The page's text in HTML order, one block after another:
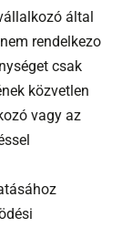
által
rendelkezo
csak
közvetlen
vagy az